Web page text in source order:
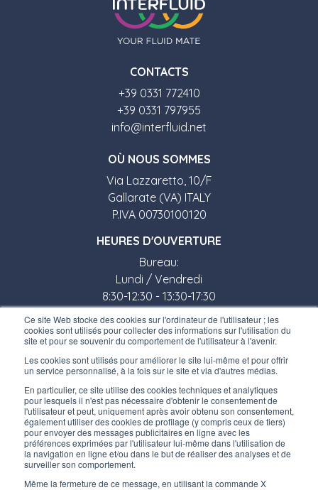
Ce site Web stocke des cookies sur l'ordinateur de l'utilisateur ; les
cookies sont utilisés pour collecter des informations sur l'utilisation du
site et pour se souvenir du comportement de l'utilisateur à l'avenir.
Les cookies sont utilisés pour améliorer le site lui-même et pour offrir
un service personnalisé, à la fois sur le site et via d'autres médias.
En particulier, ce site utilise des cookies techniques et analytiques
pour lesquels il n'est pas nécessaire d'obtenir le consentement de
l'utilisateur et peut, uniquement après avoir obtenu son consentement,
également utiliser des cookies de profilage (y compris ceux de tiers)
pour envoyer des messages publicitaires en ligne avec les
préférences exprimées par l'utilisateur lui-même dans l'utilisation de
la navigation en ligne et/ou dans le but de réaliser des analyses et de
surveiller son comportement.
Même la fermeture de ce message, en utilisant la commande X
CONTACTS
+39 0331 772410
+39 0331 797955
info@interfluid.net
OÙ NOUS SOMMES
Via Lazzaretto, 10/F
Gallarate (VA) ITALY
P.IVA 00730100120
HEURES D'OUVERTURE
Bureau:
Lundi / Vendredi
8:30-12:30 - 13:30-17:30
Magasin:
Lundi / Vendredi
8:30-12:00 - 13:30-17:00
LIENS UTILES
Inscrivez-vous à notre newsletter
Travaillez avec nous
Les emballages d’Interfluid